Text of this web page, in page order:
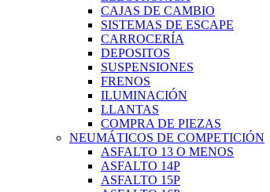
CAJAS DE CAMBIO
SISTEMAS DE ESCAPE
CARROCERÍA
DEPOSITOS
SUSPENSIONES
FRENOS
ILUMINACIÓN
LLANTAS
COMPRA DE PIEZAS
NEUMÁTICOS DE COMPETICIÓN
ASFALTO 13 O MENOS
ASFALTO 14P
ASFALTO 15P